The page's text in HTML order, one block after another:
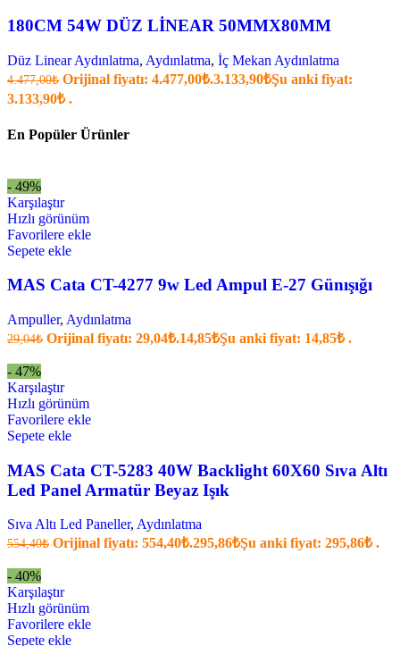
180CM 54W DÜZ LİNEAR 50MMX80MM
Düz Linear Aydınlatma, Aydınlatma, İç Mekan Aydınlatma
4.477,00₺ Orijinal fiyatı: 4.477,00₺.3.133,90₺Şu anki fiyat:
3.133,90₺ .
En Popüler Ürünler
- 49%
Karşılaştır
Hızlı görünüm
Favorilere ekle
Sepete ekle
MAS Cata CT-4277 9w Led Ampul E-27 Günışığı
Ampuller, Aydınlatma
29,04₺ Orijinal fiyatı: 29,04₺.14,85₺Şu anki fiyat: 14,85₺ .
- 47%
Karşılaştır
Hızlı görünüm
Favorilere ekle
Sepete ekle
MAS Cata CT-5283 40W Backlight 60X60 Sıva Altı
Led Panel Armatür Beyaz Işık
Sıva Altı Led Paneller, Aydınlatma
554,40₺ Orijinal fiyatı: 554,40₺.295,86₺Şu anki fiyat: 295,86₺ .
- 40%
Karşılaştır
Hızlı görünüm
Favorilere ekle
Sepete ekle